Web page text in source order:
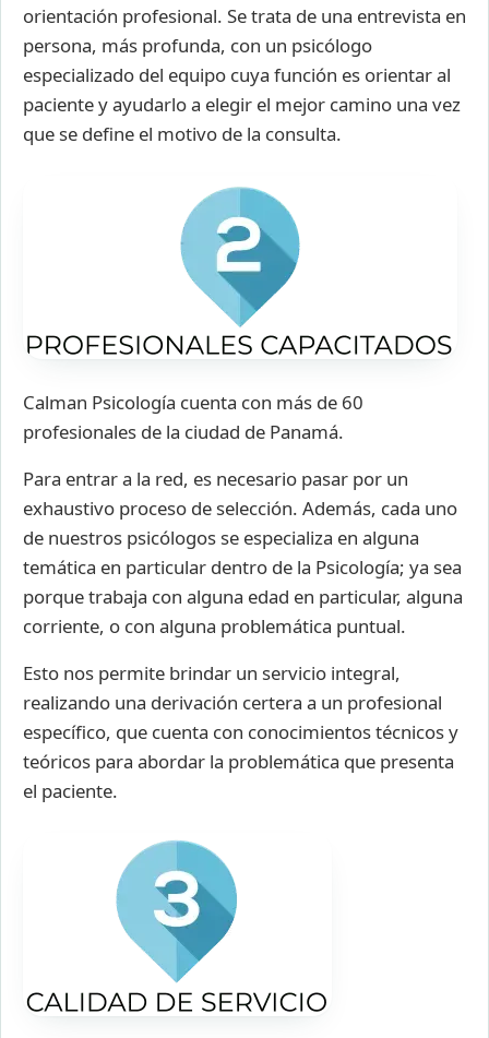
orientación profesional. Se trata de una entrevista en
persona, más profunda, con un psicólogo
especializado del equipo cuya función es orientar al
paciente y ayudarlo a elegir el mejor camino una vez
que se define el motivo de la consulta.
Calman Psicología cuenta con más de 60
profesionales de la ciudad de Panamá.
Para entrar a la red, es necesario pasar por un
exhaustivo proceso de selección. Además, cada uno
de nuestros psicólogos se especializa en alguna
temática en particular dentro de la Psicología; ya sea
porque trabaja con alguna edad en particular, alguna
corriente, o con alguna problemática puntual.
Esto nos permite brindar un servicio integral,
realizando una derivación certera a un profesional
específico, que cuenta con conocimientos técnicos y
teóricos para abordar la problemática que presenta
el paciente.